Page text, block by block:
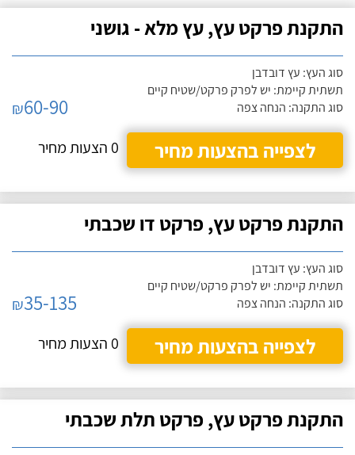
התקנת פרקט עץ, עץ מלא - גושני
סוג העץ: עץ דובדבן
תשתית קיימת: יש לפרק פרקט/שטיח קיים
סוג התקנה: הנחה צפה
₪60-90
לצפייה בהצעות מחיר
0 הצעות מחיר
התקנת פרקט עץ, פרקט דו שכבתי
סוג העץ: עץ דובדבן
תשתית קיימת: יש לפרק פרקט/שטיח קיים
סוג התקנה: הנחה צפה
₪35-135
לצפייה בהצעות מחיר
0 הצעות מחיר
התקנת פרקט עץ, פרקט תלת שכבתי